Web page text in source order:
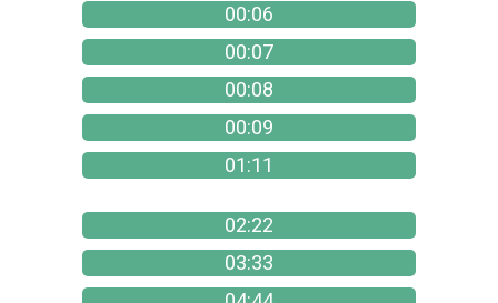
00:06
00:07
00:08
00:09
01:11
02:22
03:33